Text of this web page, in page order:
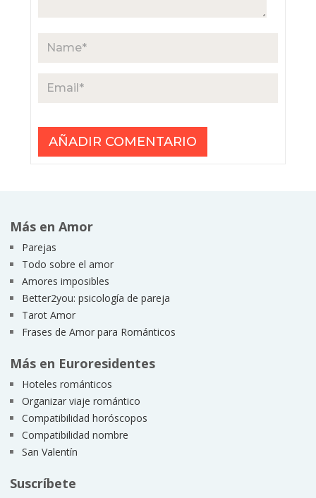
Más en Amor
Parejas
Todo sobre el amor
Amores imposibles
Better2you: psicología de pareja
Tarot Amor
Frases de Amor para Románticos
Más en Euroresidentes
Hoteles románticos
Organizar viaje romántico
Compatibilidad horóscopos
Compatibilidad nombre
San Valentín
Suscríbete